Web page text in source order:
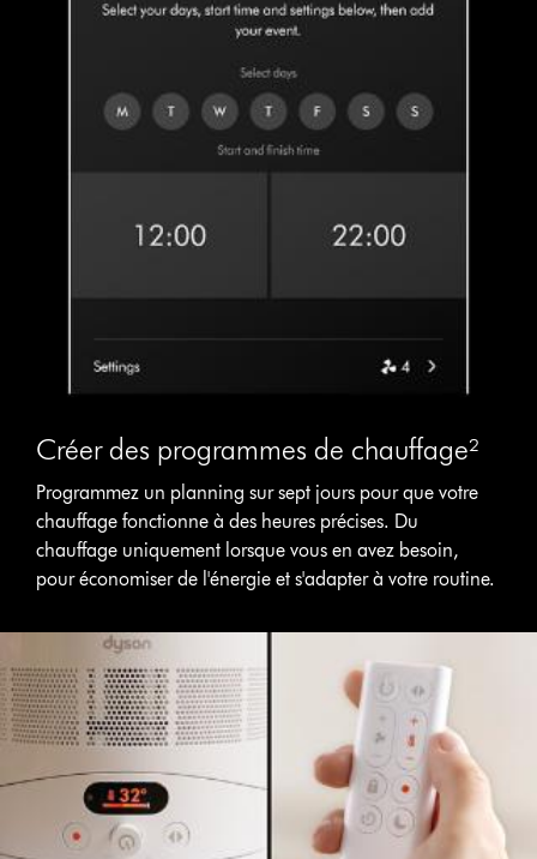
Créer des programmes de chauffage²
Programmez un planning sur sept jours pour que votre
chauffage fonctionne à des heures précises. Du
chauffage uniquement lorsque vous en avez besoin,
pour économiser de l'énergie et s'adapter à votre routine.